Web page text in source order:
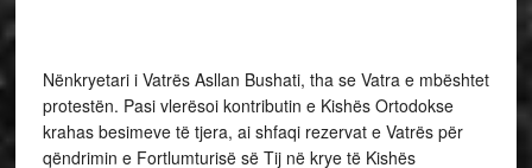
Nënkryetari i Vatrës Asllan Bushati, tha se Vatra e mbështet
protestën. Pasi vlerësoi kontributin e Kishës Ortodokse
krahas besimeve të tjera, ai shfaqi rezervat e Vatrës për
qëndrimin e Fortlumturisë së Tij në krye të Kishës